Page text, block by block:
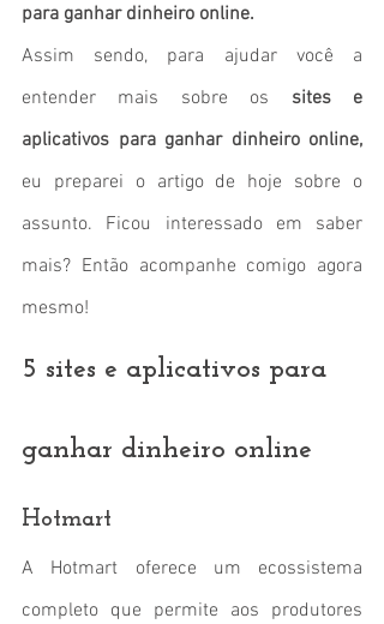
para ganhar dinheiro online.
Assim sendo, para ajudar você a
entender mais sobre os sites e
eu preparei o artigo de hoje sobre o
assunto. Ficou interessado em saber
mais? Então acompanhe comigo agora
mesmo!
5 sites e aplicativos para
ganhar dinheiro online
Hotmart
A Hotmart oferece um ecossistema
completo que permite aos produtores